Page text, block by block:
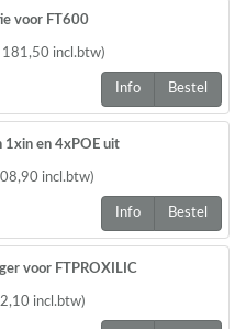
voor FT600
181,50 incl.btw)
Info Bestel
1xin en 4xPOE uit
,90 incl.btw)
Info Bestel
voor FTPROXILIC
,10 incl.btw)